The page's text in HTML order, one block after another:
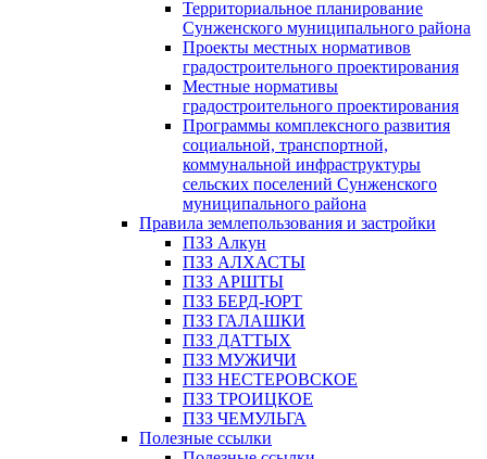
Территориальное планирование
Сунженского муниципального района
Проекты местных нормативов
градостроительного проектирования
Местные нормативы
градостроительного проектирования
Программы комплексного развития
социальной, транспортной,
коммунальной инфраструктуры
сельских поселений Сунженского
муниципального района
Правила землепользования и застройки
ПЗЗ Алкун
ПЗЗ АЛХАСТЫ
ПЗЗ АРШТЫ
ПЗЗ БЕРД-ЮРТ
ПЗЗ ГАЛАШКИ
ПЗЗ ДАТТЫХ
ПЗЗ МУЖИЧИ
ПЗЗ НЕСТЕРОВСКОЕ
ПЗЗ ТРОИЦКОЕ
ПЗЗ ЧЕМУЛЬГА
Полезные ссылки